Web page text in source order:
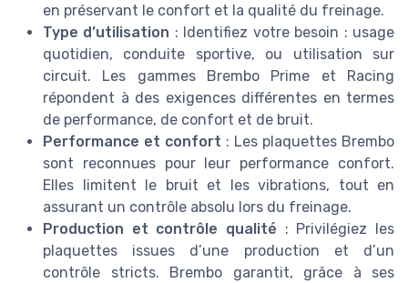
en préservant le confort et la qualité du freinage.
Type d’utilisation : Identifiez votre besoin : usage
quotidien, conduite sportive, ou utilisation sur
circuit. Les gammes Brembo Prime et Racing
répondent à des exigences différentes en termes
de performance, de confort et de bruit.
Performance et confort : Les plaquettes Brembo
sont reconnues pour leur performance confort.
Elles limitent le bruit et les vibrations, tout en
assurant un contrôle absolu lors du freinage.
Production et contrôle qualité : Privilégiez les
plaquettes issues d’une production et d’un
contrôle stricts. Brembo garantit, grâce à ses